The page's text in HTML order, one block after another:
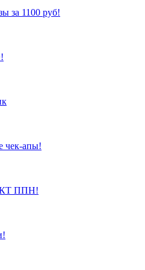
за 1100 руб!
чек-апы!
КТ ППН!